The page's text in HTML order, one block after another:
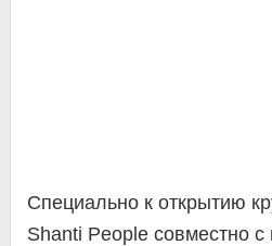
Специально к открытию
Shanti People совместно